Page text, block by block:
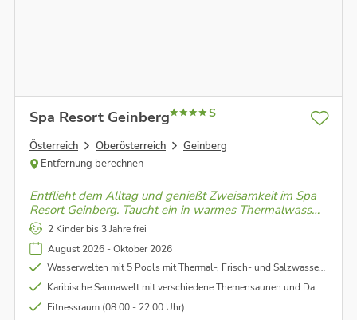
Spa Resort Geinberg S
Österreich Oberösterreich
Geinberg
Entfernung berechnen
Entflieht dem Alltag und genießt Zweisamkeit im Spa
Resort Geinberg. Taucht ein in warmes Thermalwasser,
entspannt bei wohltuenden Wellness-Momenten und
erlebt unvergessliche gemeinsame Auszeiten.
2 Kinder bis 3 Jahre frei
August 2026 - Oktober 2026
Wasserwelten mit 5 Pools mit Thermal-, Frisch- und Salzwasser sowie Whirlpools & Massagedüsen
Karibische Saunawelt mit verschiedene Themensaunen und Dampfbäder
Fitnessraum (08:00 - 22:00 Uhr)